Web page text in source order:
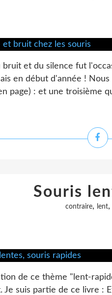
bruit et du silence fut
en début d'année !
page) : et une troisième
Souris
contraire, lent,
de ce thème "lent-
Je suis partie de ce livre :